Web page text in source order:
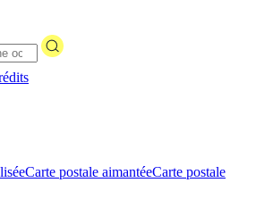
Carte postale aimantéeCarte postale